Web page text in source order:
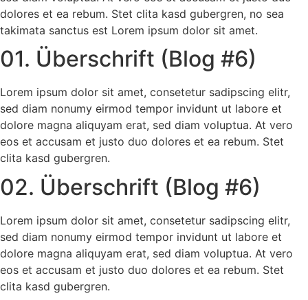
dolores et ea rebum. Stet clita kasd gubergren, no sea
takimata sanctus est Lorem ipsum dolor sit amet.
01. Überschrift (Blog #6)
Lorem ipsum dolor sit amet, consetetur sadipscing elitr,
sed diam nonumy eirmod tempor invidunt ut labore et
dolore magna aliquyam erat, sed diam voluptua. At vero
eos et accusam et justo duo dolores et ea rebum. Stet
clita kasd gubergren.
02. Überschrift (Blog #6)
Lorem ipsum dolor sit amet, consetetur sadipscing elitr,
sed diam nonumy eirmod tempor invidunt ut labore et
dolore magna aliquyam erat, sed diam voluptua. At vero
eos et accusam et justo duo dolores et ea rebum. Stet
clita kasd gubergren.